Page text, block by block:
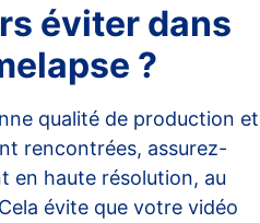
éviter dans
?
qualité de production et
rencontrées, assurez-
en haute résolution, au
évite que votre vidéo